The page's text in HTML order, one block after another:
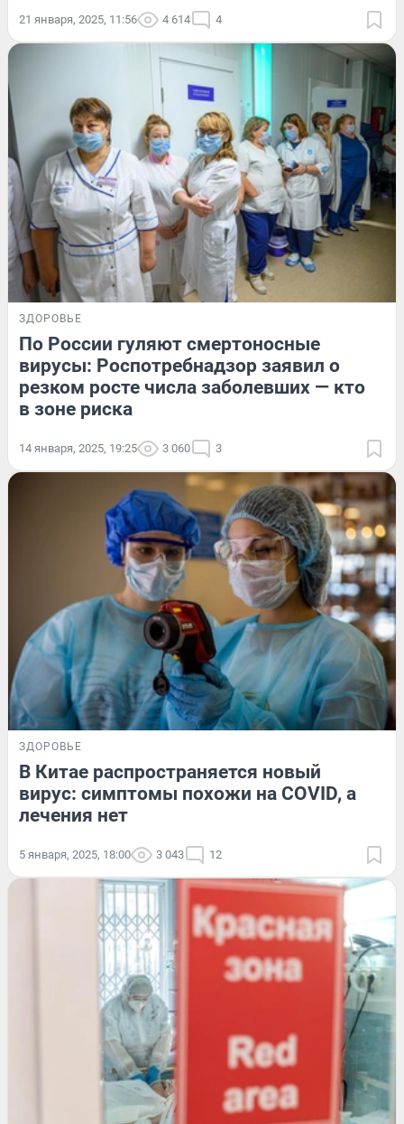
21 января, 2025, 11:56 4 614 4
ЗДОРОВЬЕ
По России гуляют смертоносные
вирусы: Роспотребнадзор заявил о
резком росте числа заболевших — кто
в зоне риска
14 января, 2025, 19:25 3 060 3
ЗДОРОВЬЕ
В Китае распространяется новый
вирус: симптомы похожи на COVID, а
лечения нет
5 января, 2025, 18:00 3 043 12